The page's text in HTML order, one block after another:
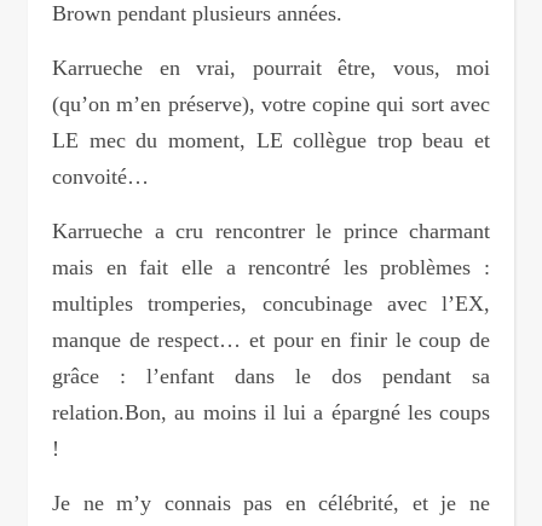
Brown pendant plusieurs années.
Karrueche en vrai, pourrait être, vous, moi
(qu’on m’en préserve), votre copine qui sort avec
LE mec du moment, LE collègue trop beau et
convoité…
Karrueche a cru rencontrer le prince charmant
mais en fait elle a rencontré les problèmes :
multiples tromperies, concubinage avec l’EX,
manque de respect… et pour en finir le coup de
grâce : l’enfant dans le dos pendant sa
relation.Bon, au moins il lui a épargné les coups
!
Je ne m’y connais pas en célébrité, et je ne